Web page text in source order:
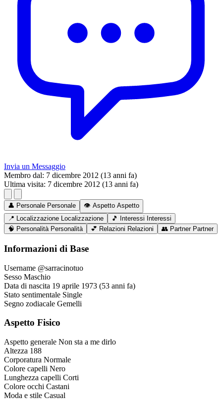
Invia un Messaggio
Membro dal: 7 dicembre 2012 (13 anni fa)
Ultima visita: 7 dicembre 2012 (13 anni fa)
👤 Personale Personale 👁️ Aspetto Aspetto
📍 Localizzazione Localizzazione 🎵 Interessi Interessi
🧠 Personalità Personalità 💕 Relazioni Relazioni 👥 Partner Partner
Informazioni di Base
Username @sarracinotuo
Sesso Maschio
Data di nascita 19 aprile 1973 (53 anni fa)
Stato sentimentale Single
Segno zodiacale Gemelli
Aspetto Fisico
Aspetto generale Non sta a me dirlo
Altezza 188
Corporatura Normale
Colore capelli Nero
Lunghezza capelli Corti
Colore occhi Castani
Moda e stile Casual